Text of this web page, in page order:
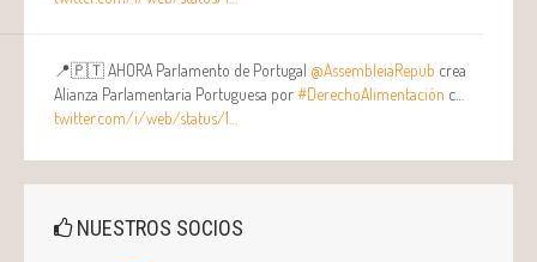
📍🇵🇹 AHORA Parlamento de Portugal @AssembleiaRepub crea
Alianza Parlamentaria Portuguesa por#DerechoAlimentación c…
twitter.com/i/web/status/1…
NUESTROS SOCIOS